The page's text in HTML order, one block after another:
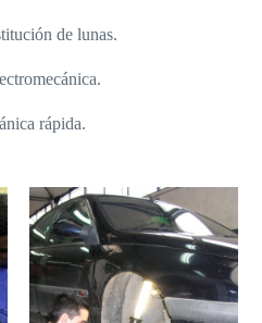
de lunas.
rápida.